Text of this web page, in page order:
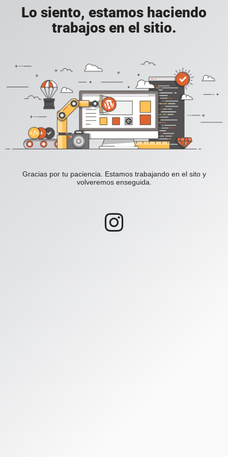
Lo siento, estamos haciendo
trabajos en el sitio.
Gracias por tu paciencia. Estamos trabajando en el sito y
volveremos enseguida.